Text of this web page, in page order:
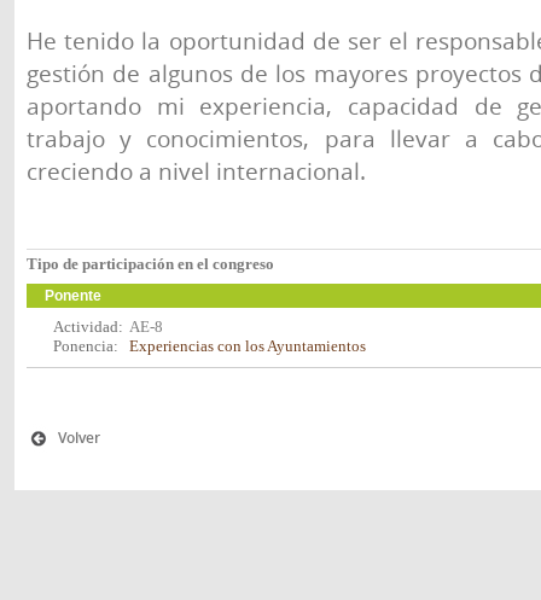
He tenido la oportunidad de ser el
gestión de algunos de los mayores proyectos
aportando mi experiencia, capacidad de
trabajo y conocimientos, para llevar a
creciendo a nivel internacional.
Tipo de participación en el congreso
Ponente
Actividad: AE-8
Ponencia:
Experiencias con los Ayuntamientos
Volver